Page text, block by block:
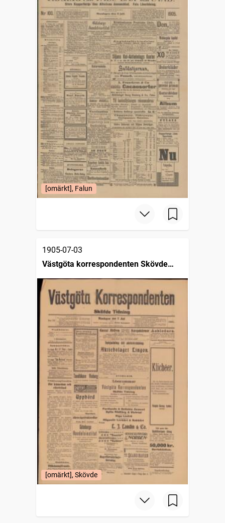
[omärkt], Falun
1905-07-03
Västgöta korrespondenten Skövde
[omärkt], Skövde